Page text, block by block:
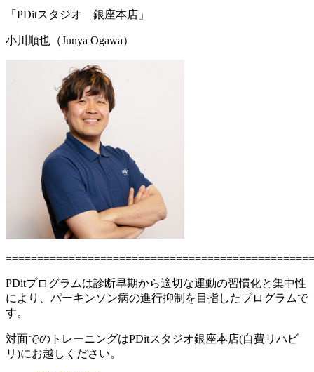
「PDitスタジオ 銀座本店」
小川順也（Junya Ogawa）
PDitプログラムは診断早期から適切な運動の習慣化と集中性
により、パーキンソン病の進行抑制を目指したプログラムで
す。
対面でのトレーニングはPDitスタジオ銀座本店(自費リハビ
リ)にお越しください。